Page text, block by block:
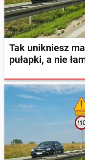
Tak unikniesz
pułapki, a nie